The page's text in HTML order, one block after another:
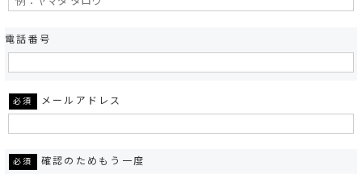
電話番号
必須 メールアドレス
必須 確認のためもう一度